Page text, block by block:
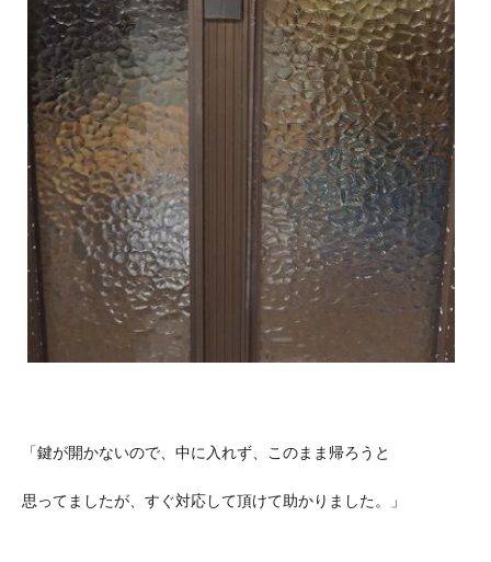
「鍵が開かないので、中に入れず、このまま帰ろうと
思ってましたが、すぐ対応して頂けて助かりました。」